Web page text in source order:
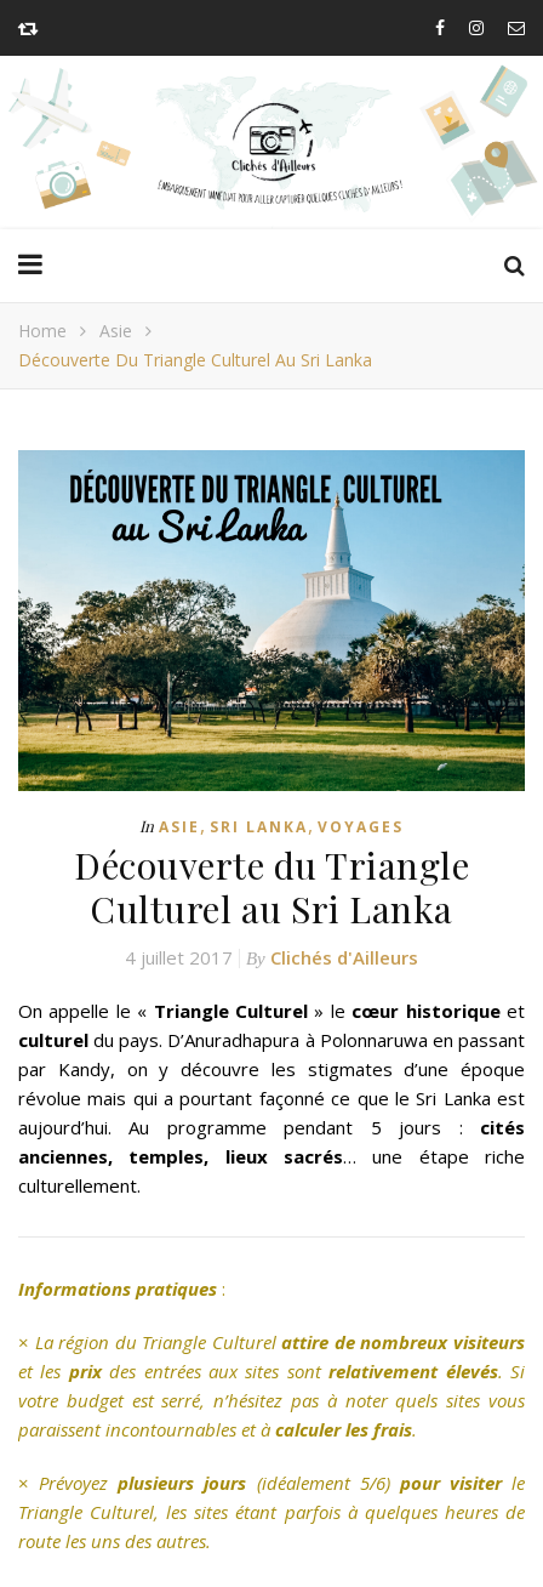
Home
Asie
Découverte Du Triangle Culturel Au Sri Lanka
In ASIE , SRI LANKA, VOYAGES
Découverte du Triangle
Culturel au Sri Lanka
4 juillet 2017 By Clichés d'Ailleurs
On appelle le « Triangle Culturel » le cœur historiqueet
culturel du pays. D’Anuradhapura à Polonnaruwa en passant
par Kandy, on y découvre les stigmates d’une époque
révolue mais qui a pourtant façonné ce que le Sri Lanka est
aujourd’hui. Au programme pendant 5 jours : cités
anciennes, temples, lieux sacrés… une étape riche
culturellement.
Informations pratiques :
× La région du Triangle Culturelattire de nombreux visiteurs
et les prixdes entrées aux sites sontrelativement élevés. Si
votre budget est serré, n’hésitez pas à noter quels sites vous
paraissent incontournables et à calculer les frais.
× Prévoyezplusieurs jours (idéalement 5/6) pour visiterle
Triangle Culturel, les sites étant parfois à quelques heures de
route les uns des autres.